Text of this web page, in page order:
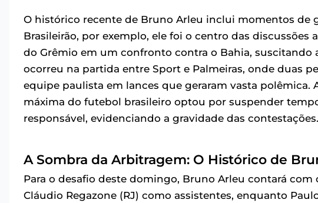
O histórico recente de Bruno Arleu inclui momentos de
Brasileirão, por exemplo, ele foi o centro das
do Grêmio em um confronto contra o Bahia,
ocorreu na partida entre Sport e Palmeiras, onde duas
equipe paulista em lances que geraram vasta polêmica.
máxima do futebol brasileiro optou por suspender
responsável, evidenciando a gravidade das contestações.
A Sombra da Arbitragem: O Histórico de
Para o desafio deste domingo, Bruno Arleu contará com
Cláudio Regazone (RJ) como assistentes, enquanto